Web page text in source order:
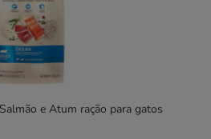
e Atum ração para gatos